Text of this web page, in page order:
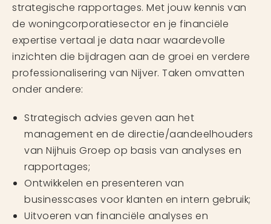
strategische rapportages. Met jouw kennis van
de woningcorporatiesector en je financiële
expertise vertaal je data naar waardevolle
inzichten die bijdragen aan de groei en verdere
professionalisering van Nijver. Taken omvatten
onder andere:
Strategisch advies geven aan het
management en de directie/aandeelhouders
van Nijhuis Groep op basis van analyses en
rapportages;
Ontwikkelen en presenteren van
businesscases voor klanten en intern gebruik;
Uitvoeren van financiële analyses en